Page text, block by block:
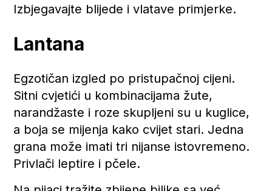
Izbjegavajte blijede i vlatave primjerke.
Lantana
Egzotičan izgled po pristupačnoj cijeni.
Sitni cvjetići u kombinacijama žute,
narandžaste i roze skupljeni su u kuglice,
a boja se mijenja kako cvijet stari. Jedna
grana može imati tri nijanse istovremeno.
Privlači leptire i pčele.